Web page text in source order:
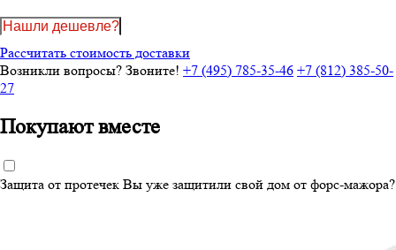
Нашли дешевле?
Рассчитать стоимость доставки
Возникли вопросы? Звоните! +7 (495) 785-35-46 +7 (812) 385-50-
27
Покупают вместе
Защита от протечек Вы уже защитили свой дом от форс-мажора?